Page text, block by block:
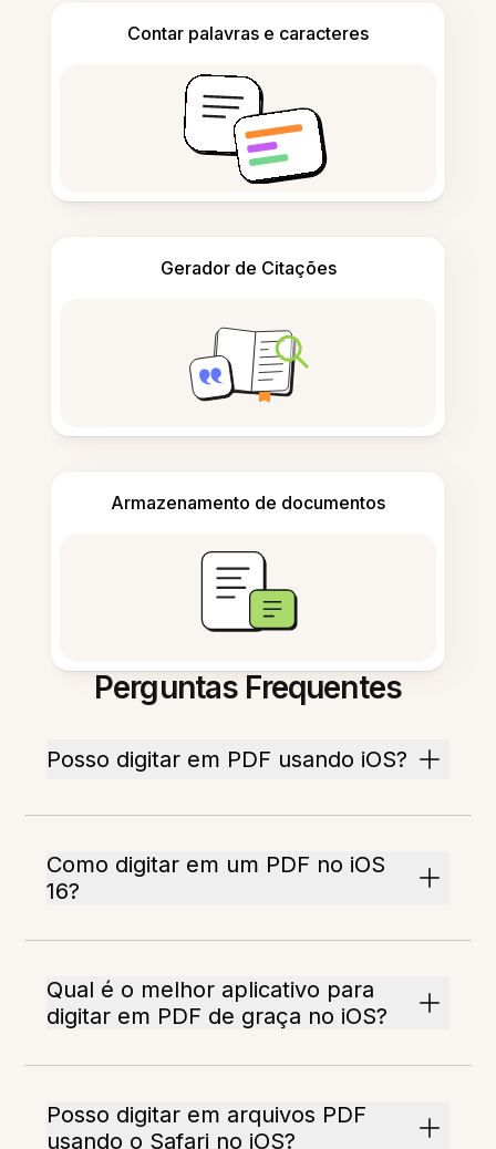
Contar palavras e caracteres
Gerador de Citações
Armazenamento de documentos
Perguntas Frequentes
Posso digitar em PDF usando iOS?
Como digitar em um PDF no iOS
16?
Qual é o melhor aplicativo para
digitar em PDF de graça no iOS?
Posso digitar em arquivos PDF
usando o Safari no iOS?